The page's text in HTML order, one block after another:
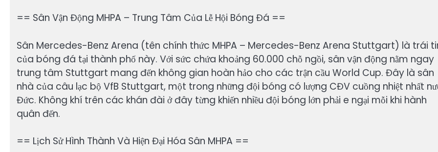
== Sân Vận Động MHPA – Trung Tâm Của Lễ Hội Bóng Đá ==
Sân Mercedes-Benz Arena (tên chính thức MHPA – Mercedes-Benz Arena Stuttgart) là trái
của bóng đá tại thành phố này. Với sức chứa khoảng 60.000 chỗ ngồi, sân vận động nằm ngay
trung tâm Stuttgart mang đến không gian hoàn hảo cho các trận cầu World Cup. Đây là sân
nhà của câu lạc bộ VfB Stuttgart, một trong những đội bóng có lượng CĐV cuồng nhiệt nhất
Đức. Không khí trên các khán đài ở đây từng khiến nhiều đội bóng lớn phải e ngại mỗi khi hành
quân đến.
== Lịch Sử Hình Thành Và Hiện Đại Hóa Sân MHPA ==